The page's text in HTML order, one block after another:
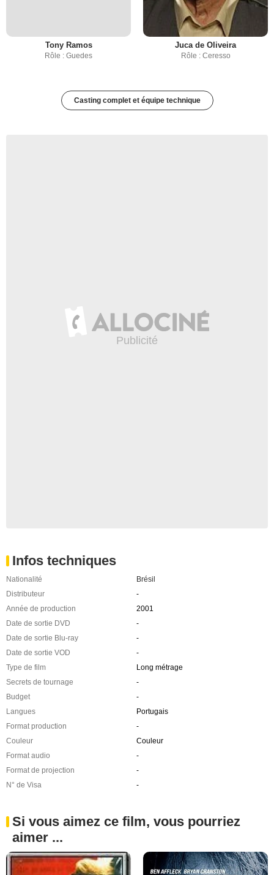
Tony Ramos
Rôle : Guedes
Juca de Oliveira
Rôle : Ceresso
Casting complet et équipe technique
Infos techniques
Nationalité
Brésil
Distributeur
-
Année de production
2001
Date de sortie DVD
-
Date de sortie Blu-ray
-
Date de sortie VOD
-
Type de film
Long métrage
Secrets de tournage
-
Budget
-
Langues
Portugais
Format production
-
Couleur
Couleur
Format audio
-
Format de projection
-
N° de Visa
-
Si vous aimez ce film, vous pourriez
aimer ...